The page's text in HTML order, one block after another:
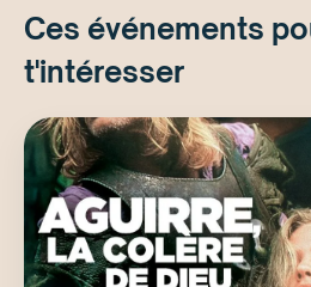
Ces événements
t'intéresser